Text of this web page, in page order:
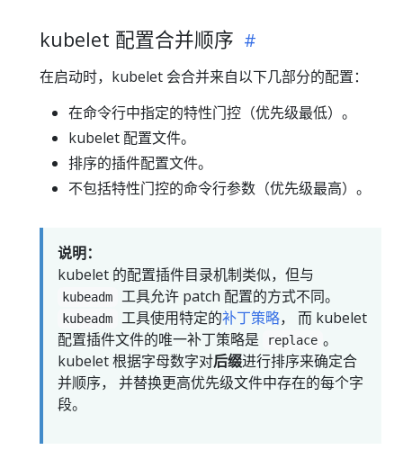
kubelet 配置合并顺序
在启动时，kubelet 会合并来自以下几部分的配置：
在命令行中指定的特性门控（优先级最低）。
kubelet 配置文件。
排序的插件配置文件。
不包括特性门控的命令行参数（优先级最高）。
说明：
kubelet 的配置插件目录机制类似，但与
kubeadm 工具允许 patch 配置的方式不同。
kubeadm 工具使用特定的补丁策略， 而 kubelet
配置插件文件的唯一补丁策略是
replace 。
kubelet 根据字母数字对后缀进行排序来确定合
并顺序， 并替换更高优先级文件中存在的每个字
段。